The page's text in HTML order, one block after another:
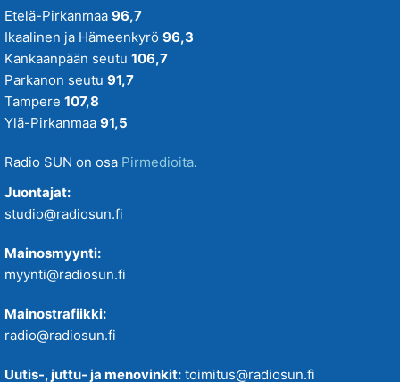
Etelä-Pirkanmaa 96,7
Ikaalinen ja Hämeenkyrö 96,3
Kankaanpään seutu 106,7
Parkanon seutu 91,7
Tampere 107,8
Ylä-Pirkanmaa 91,5
Radio SUN on osa Pirmedioita.
Juontajat:
studio@radiosun.fi
Mainosmyynti:
myynti@radiosun.fi
Mainostrafiikki:
radio@radiosun.fi
Uutis-, juttu- ja menovinkit: toimitus@radiosun.fi